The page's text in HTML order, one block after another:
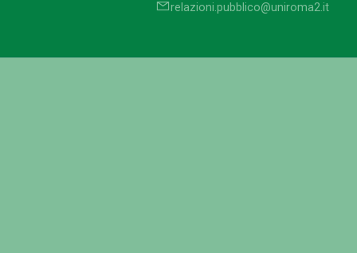
relazioni.pubblico@uniroma2.it